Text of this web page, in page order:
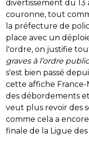
divertissement du 13
couronne, tout
la préfecture de
place avec un
l'ordre, on justifie
graves à l’ordre
s'est bien passé
cette affiche
des débordements
veut plus revoir des
comme cela a
finale de la Ligue